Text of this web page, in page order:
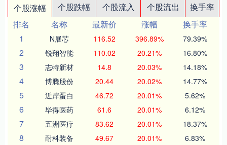
个股涨幅 个股跌幅 个股流入 个股流出
换手率
排名
名称 最新价 涨幅
换手率
1
N展芯 116.52 396.89% 79.39%
2 锐翔智能 110.02 20.21% 16.80%
3 志特新材 14.8 20.03% 14.18%
4 博腾股份 20.44 20.02% 14.77%
5 近岸蛋白 46.72 20.01% 5.62%
6 毕得医药 61.6 20.01% 6.12%
7 五洲医疗 83.62 20.01% 18.37%
8 耐科装备 49.67 20.01% 6.83%